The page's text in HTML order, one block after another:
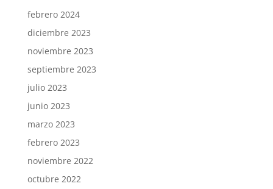
febrero 2024
diciembre 2023
noviembre 2023
septiembre 2023
julio 2023
junio 2023
marzo 2023
febrero 2023
noviembre 2022
octubre 2022